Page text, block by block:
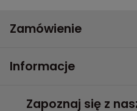
Zamówienie
Informacje
Zapoznaj się z